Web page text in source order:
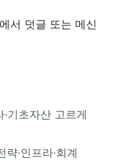
에서 덧글 또는 메신
기초자산 고르게
·인프라·회계